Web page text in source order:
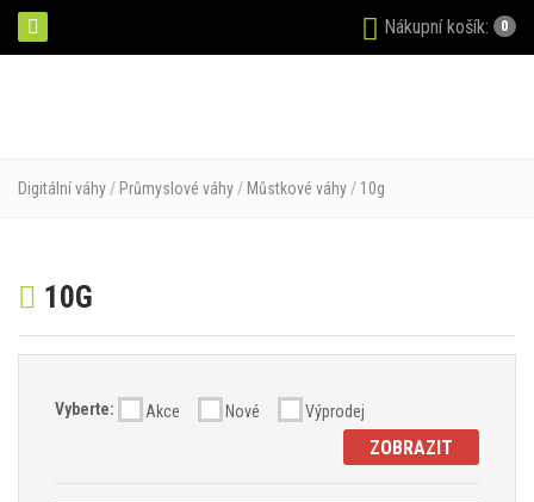
Nákupní košík: 0
Digitální váhy / Průmyslové váhy / Můstkové váhy / 10g
10G
Vyberte: Akce Nové Výprodej
ZOBRAZIT